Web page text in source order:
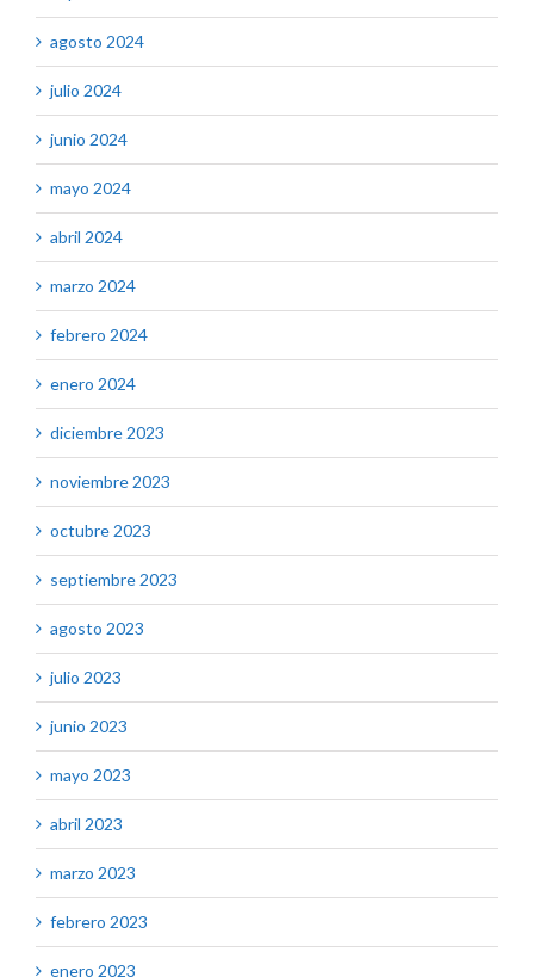
agosto 2024
julio 2024
junio 2024
mayo 2024
abril 2024
marzo 2024
febrero 2024
enero 2024
diciembre 2023
noviembre 2023
octubre 2023
septiembre 2023
agosto 2023
julio 2023
junio 2023
mayo 2023
abril 2023
marzo 2023
febrero 2023
enero 2023